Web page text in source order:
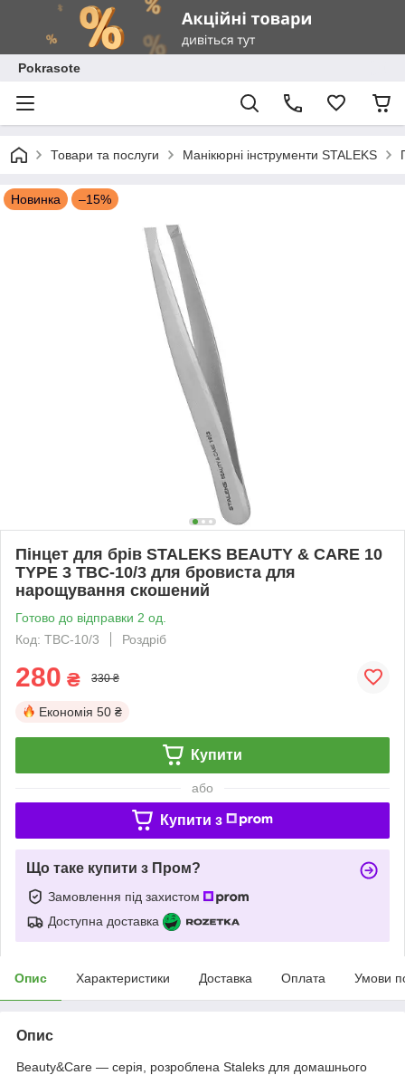
Pokrasote
Товари та послуги Манікюрні інструменти STALEKS
Новинка –15%
Пінцет для брів STALEKS BEAUTY & CARE 10
TYPE 3 TBC-10/3 для бровиста для
нарощування скошений
Готово до відправки 2 од.
Код: TBC-10/3
Роздріб
280 ₴ 330 ₴
Економія 50 ₴
Купити
або
Купити з
Що таке купити з Пром?
Замовлення під захистом
Доступна доставка
Опис Характеристики Доставка Оплата Умови
Опис
Beauty&Care — серія, розроблена Staleks для домашнього